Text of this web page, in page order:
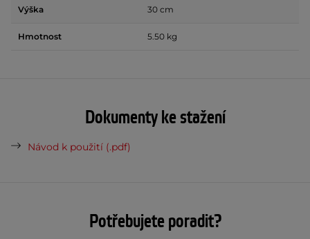
Výška 30 cm
Hmotnost 5.50 kg
Dokumenty ke stažení
Návod k použití (.pdf)
Potřebujete poradit?